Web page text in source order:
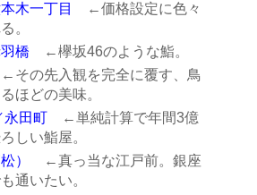
木一丁目
←価格設定に色々
。
橋 ←欅坂46のような鮨。
の先入観を完全に覆す、鳥
ほどの美味。
永田町←単純計算で年間3億
しい鮨屋。
）
←真っ当な江戸前。銀座
通いたい。